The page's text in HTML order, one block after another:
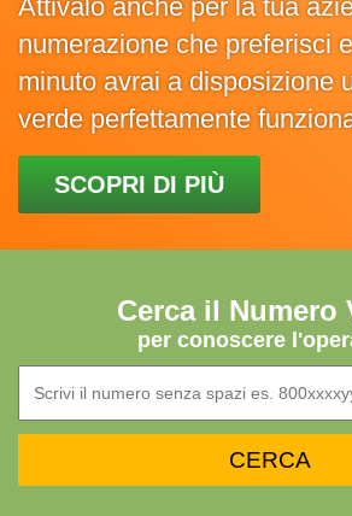
Attivalo anche per la tua
numerazione che preferisci
minuto avrai a disposizione
verde perfettamente
SCOPRI DI PIÙ
Cerca il Numero
per conoscere